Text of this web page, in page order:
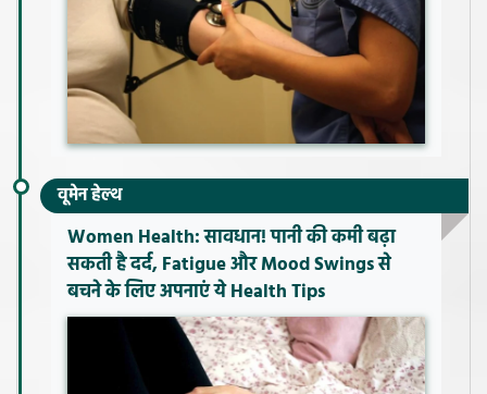
वूमेन हेल्थ
Women Health: सावधान! पानी की कमी बढ़ा
सकती है दर्द, Fatigue और Mood Swings से
बचने के लिए अपनाएं ये Health Tips